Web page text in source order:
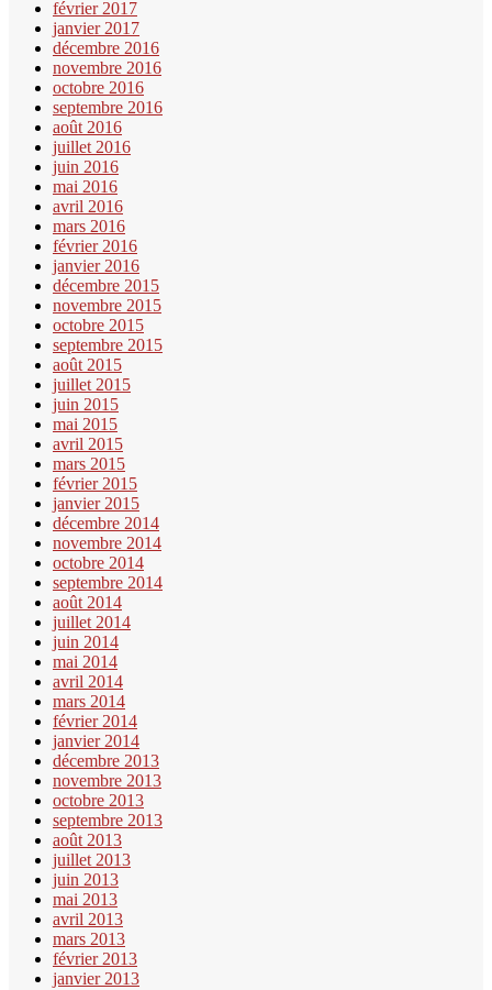
février 2017
janvier 2017
décembre 2016
novembre 2016
octobre 2016
septembre 2016
août 2016
juillet 2016
juin 2016
mai 2016
avril 2016
mars 2016
février 2016
janvier 2016
décembre 2015
novembre 2015
octobre 2015
septembre 2015
août 2015
juillet 2015
juin 2015
mai 2015
avril 2015
mars 2015
février 2015
janvier 2015
décembre 2014
novembre 2014
octobre 2014
septembre 2014
août 2014
juillet 2014
juin 2014
mai 2014
avril 2014
mars 2014
février 2014
janvier 2014
décembre 2013
novembre 2013
octobre 2013
septembre 2013
août 2013
juillet 2013
juin 2013
mai 2013
avril 2013
mars 2013
février 2013
janvier 2013